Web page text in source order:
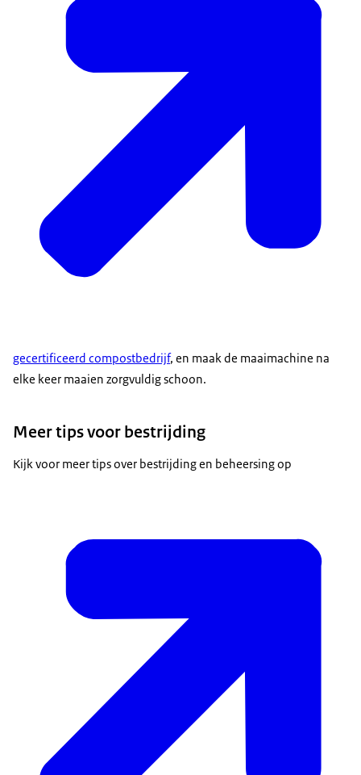
gecertificeerd compostbedrijf, en maak de maaimachine na
elke keer maaien zorgvuldig schoon.
Meer tips voor bestrijding
Kijk voor meer tips over bestrijding en beheersing op